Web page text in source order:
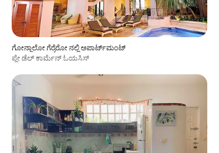
ಗೋನ್ಜಾಲೋ ಗೆರ್ರೆರೋ ನಲ್ಲಿ ಅಪಾರ್ಟ್‌ಮಂಟ್
ಪ್ಲೇ ಡೆಲ್ ಕಾರ್ಮೆನ್ ಓಯಸಿಸ್